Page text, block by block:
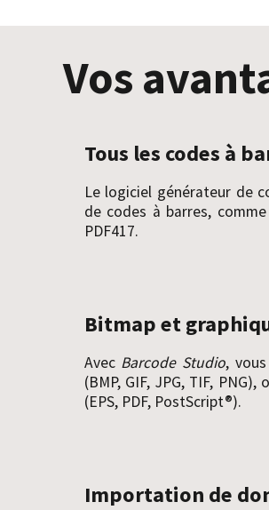
Vos
Tous les codes à
Le logiciel générateur de
de codes à barres,
PDF417.
Bitmap et
Avec Barcode Studio,
(BMP, GIF, JPG, TIF,
(EPS, PDF, PostScript®).
Importation de